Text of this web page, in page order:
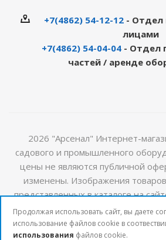
+7(4862) 54-12-12- Отдел
лицами
+7(4862) 54-04-04 - Отдел
частей / аренде
2026 "Арсенал" Интернет-
садового и промышленного
цены не являются публичной
изменены. Изображения
представленных в каталоге на
от оригиналов. Актуальную
наличии товаров можно получить
Продолжая использовать сайт, вы даете
использование файлов cookie в
использования файлов cookie.